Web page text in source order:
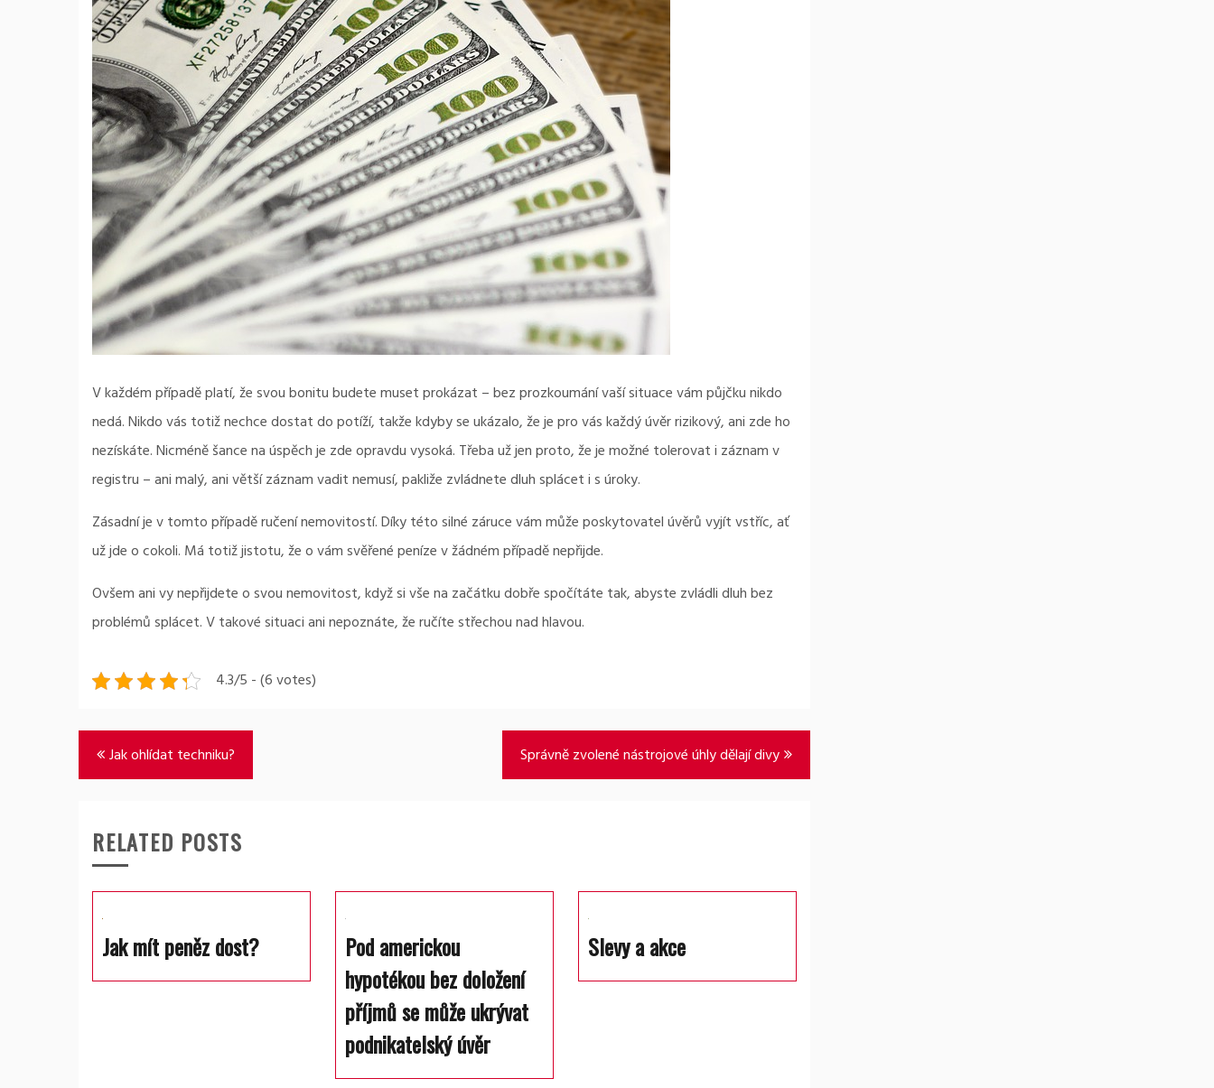
V každém případě platí, že svou bonitu budete muset prokázat – bez prozkoumání vaší situace vám půjčku nikdo
nedá. Nikdo vás totiž nechce dostat do potíží, takže kdyby se ukázalo, že je pro vás každý úvěr rizikový, ani zde ho
nezískáte. Nicméně šance na úspěch je zde opravdu vysoká. Třeba už jen proto, že je možné tolerovat i záznam v
registru – ani malý, ani větší záznam vadit nemusí, pakliže zvládnete dluh splácet i s úroky.
Zásadní je v tomto případě ručení nemovitostí. Díky této silné záruce vám může poskytovatel úvěrů vyjít vstříc, ať
už jde o cokoli. Má totiž jistotu, že o vám svěřené peníze v žádném případě nepřijde.
Ovšem ani vy nepřijdete o svou nemovitost, když si vše na začátku dobře spočítáte tak, abyste zvládli dluh bez
problémů splácet. V takové situaci ani nepoznáte, že ručíte střechou nad hlavou.
4.3/5 - (6 votes)
Navigace
pro
Jak ohlídat techniku? Správně zvolené nástrojové úhly dělají divy
RELATED POSTS
Jak mít peněz dost?
Pod americkou
hypotékou bez doložení
příjmů se může ukrývat
podnikatelský úvěr
Slevy a akce